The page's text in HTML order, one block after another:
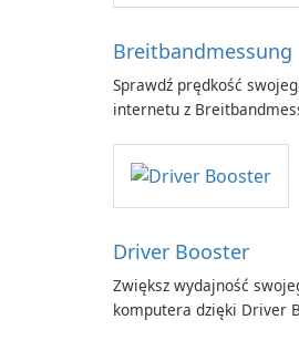
Breitbandmessung
Sprawdź prędkość
internetu z
Driver Booster
Zwiększ wydajność
komputera dzięki Driver